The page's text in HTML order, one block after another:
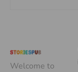
Welcome to